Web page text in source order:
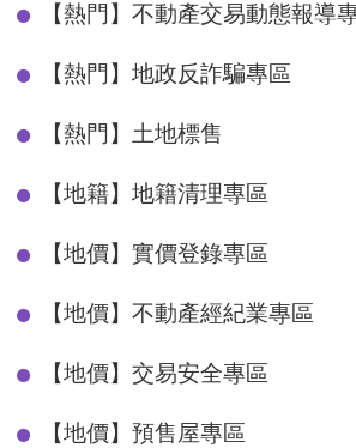
【熱門】不動產交易動態報導
【熱門】地政反詐騙專區
【熱門】土地標售
【地籍】地籍清理專區
【地價】實價登錄專區
【地價】不動產經紀業專區
【地價】交易安全專區
【地價】預售屋專區